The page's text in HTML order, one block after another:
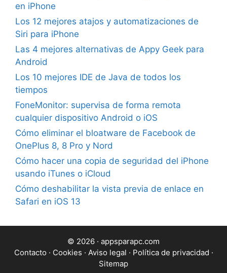
en iPhone
Los 12 mejores atajos y automatizaciones de
Siri para iPhone
Las 4 mejores alternativas de Appy Geek para
Android
Los 10 mejores IDE de Java de todos los
tiempos
FoneMonitor: supervisa de forma remota
cualquier dispositivo Android o iOS
Cómo eliminar el bloatware de Facebook de
OnePlus 8, 8 Pro y Nord
Cómo hacer una copia de seguridad del iPhone
usando iTunes o iCloud
Cómo deshabilitar la vista previa de enlace en
Safari en iOS 13
© 2026 · appsparapc.com
Contacto · Cookies · Aviso legal · Política de privacidad ·
Sitemap